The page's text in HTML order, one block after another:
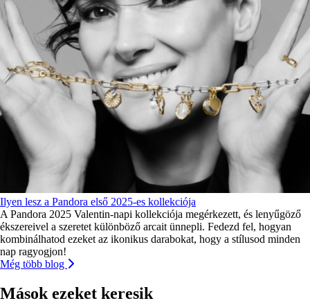
Ilyen lesz a Pandora első 2025-es kollekciója
A Pandora 2025 Valentin-napi kollekciója megérkezett, és lenyűgöző
ékszereivel a szeretet különböző arcait ünnepli. Fedezd fel, hogyan
kombinálhatod ezeket az ikonikus darabokat, hogy a stílusod minden
nap ragyogjon!
Még több blog
Mások ezeket keresik